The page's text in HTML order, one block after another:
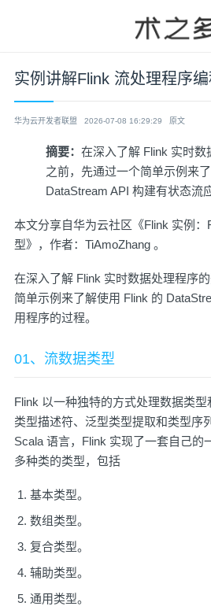
实例讲解Flink 流处理程序
华为云开发者联盟 2026-07-08 16:29:29 原文
摘要： 在深入了解 Flink 实时数
之前，先通过一个简单示例来
DataStream API 构建有状态流
本文分享自华为云社区《Flink 实例
型》，作者：TiAmoZhang 。
在深入了解 Flink 实时数据处理程序
简单示例来了解使用 Flink 的
用程序的过程。
01、流数据类型
Flink 以一种独特的方式处理数据类
类型描述符、泛型类型提取和类型序
Scala 语言，Flink 实现了一套自己的
多种类的类型，包括
基本类型。
数组类型。
复合类型。
辅助类型。
通用类型。